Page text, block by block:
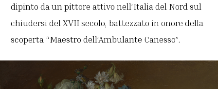
dipinto da un pittore attivo nell’Italia del Nord sul
chiudersi del XVII secolo, battezzato in onore della
scoperta “Maestro dell’Ambulante Canesso”.